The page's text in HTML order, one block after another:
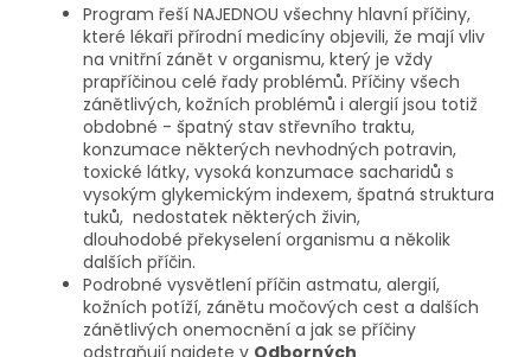
Program řeší NAJEDNOU všechny hlavní příčiny,
které lékaři přírodní medicíny objevili, že mají vliv
na vnitřní zánět v organismu, který je vždy
prapříčinou celé řady problémů. Příčiny všech
zánětlivých, kožních problémů i alergií jsou totiž
obdobné - špatný stav střevního traktu,
konzumace některých nevhodných potravin,
toxické látky, vysoká konzumace sacharidů s
vysokým glykemickým indexem, špatná struktura
tuků, nedostatek některých živin,
dlouhodobé překyselení organismu a několik
dalších příčin.
Podrobné vysvětlení příčin astmatu, alergií,
kožních potíží, zánětu močových cest a dalších
zánětlivých onemocnění a jak se příčiny
odstraňují najdete v Odborných